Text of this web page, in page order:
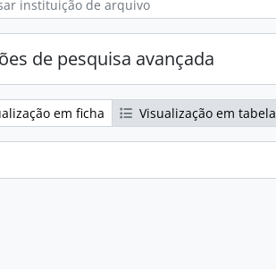
de pesquisa avançada
em ficha Visualização em tabela